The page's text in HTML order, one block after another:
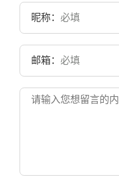
昵称：
邮箱：